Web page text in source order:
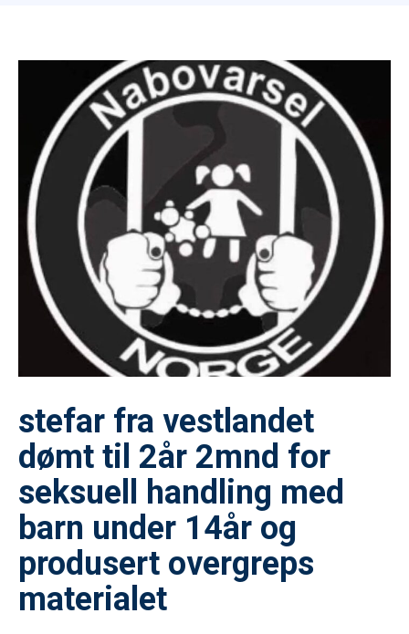
stefar fra vestlandet
dømt til 2år 2mnd for
seksuell handling med
barn under 14år og
produsert overgreps
materialet